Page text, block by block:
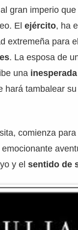
gran imperio que
El ejército, ha
extremeña para
. La esposa de
una
hará tambalear
comienza para
y el sentido de